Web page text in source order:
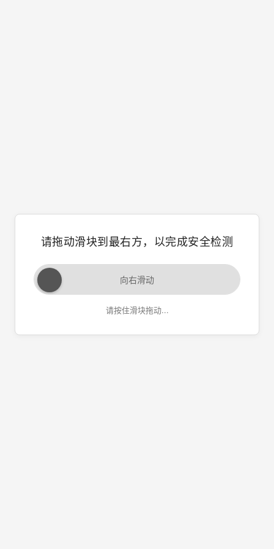
请拖动滑块到最右方，以完成安全检测
向右滑动
请按住滑块拖动...